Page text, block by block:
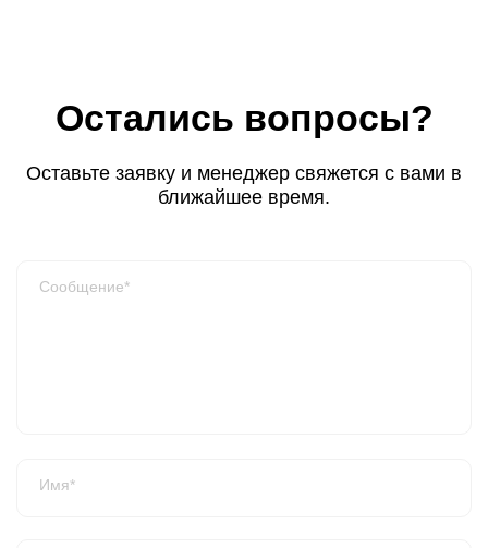
Остались вопросы?
Оставьте заявку и менеджер свяжется с вами в
ближайшее время.